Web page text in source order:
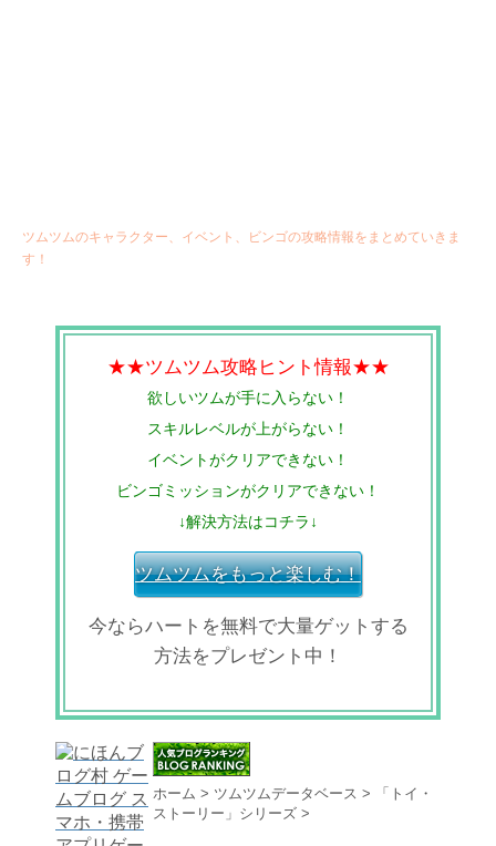
ツムツムのキャラクター、イベント、ビンゴの攻略情報をまとめていきま
す！
★★ツムツム攻略ヒント情報★★
欲しいツムが手に入らない！
スキルレベルが上がらない！
イベントがクリアできない！
ビンゴミッションがクリアできない！
↓解決方法はコチラ↓
ツムツムをもっと楽しむ！
今ならハートを無料で大量ゲットする
方法をプレゼント中！
ホーム > ツムツムデータベース >
「トイ・
ストーリー」シリーズ >